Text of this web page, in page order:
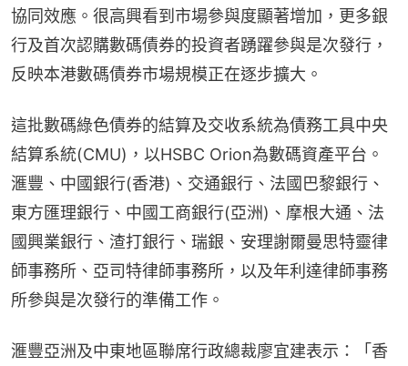
協同效應。很高興看到市場參與度顯著增加，更多銀
行及首次認購數碼債券的投資者踴躍參與是次發行，
反映本港數碼債券市場規模正在逐步擴大。
這批數碼綠色債券的結算及交收系統為債務工具中央
結算系統(CMU)，以HSBC Orion為數碼資產平台。
滙豐、中國銀行(香港)、交通銀行、法國巴黎銀行、
東方匯理銀行、中國工商銀行(亞洲)、摩根大通、法
國興業銀行、渣打銀行、瑞銀、安理謝爾曼思特靈律
師事務所、亞司特律師事務所，以及年利達律師事務
所參與是次發行的準備工作。
滙豐亞洲及中東地區聯席行政總裁廖宜建表示：「香